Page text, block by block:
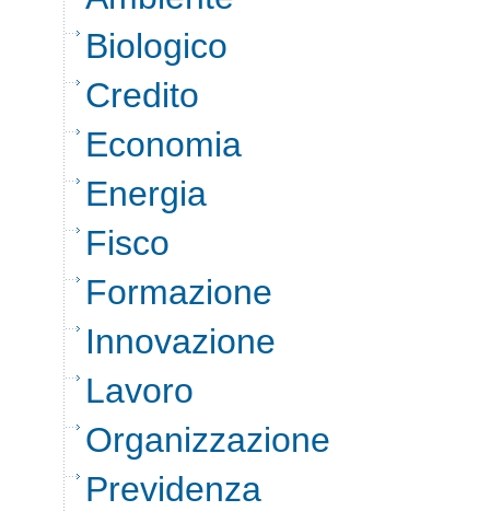
Biologico
Credito
Economia
Energia
Fisco
Formazione
Innovazione
Lavoro
Organizzazione
Previdenza